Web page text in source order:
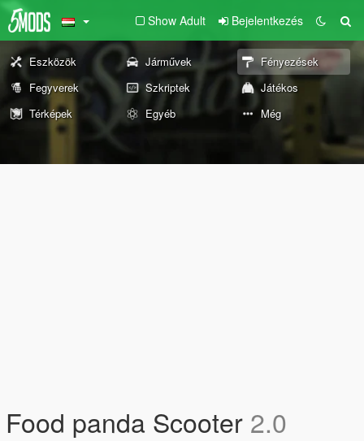
Show Adult Bejelentkezés
Eszközök Járművek
Fényezések
Fegyverek
Szkriptek
Játékos
Térképek
Egyéb Még
Food panda Scooter 2.0